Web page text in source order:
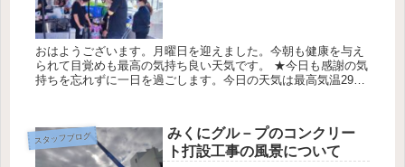
おはようございます。月曜日を迎えました。今朝も健康を与え
られて目覚めも最高の気持ち良い天気です。 ★今日も感謝の気
持ちを忘れずに一日を過ごします。今日の天気は最高気温29℃
スタッフブログ
みくにグル－プのコンクリー
ト打設工事の風景について